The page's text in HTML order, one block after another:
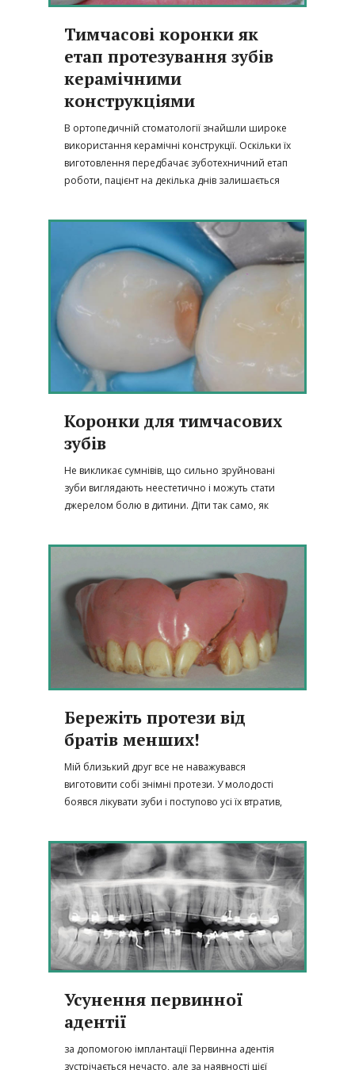
Тимчасові коронки як
етап протезування зубів
керамічними
конструкціями
В ортопедичній стоматології знайшли широке
використання керамічні конструкції. Оскільки їх
виготовлення передбачає зуботехничний етап
роботи, пацієнт на декілька днів залишається
Коронки для тимчасових
зубів
Не викликає сумнівів, що сильно зруйновані
зуби виглядають неестетично і можуть стати
джерелом болю в дитини. Діти так само, як
Бережіть протези від
братів менших!
Мій близький друг все не наважувався
виготовити собі знімні протези. У молодості
боявся лікувати зуби і поступово усі їх втратив,
Усунення первинної
адентії
за допомогою імплантації Первинна адентія
зустрічається нечасто, але за наявності цієї